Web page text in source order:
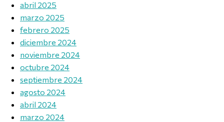
abril 2025
marzo 2025
febrero 2025
diciembre 2024
noviembre 2024
octubre 2024
septiembre 2024
agosto 2024
abril 2024
marzo 2024